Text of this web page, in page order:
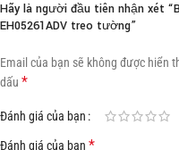
Hãy là người đầu tiên nhận xét
EH05261ADV treo tường”
Email của bạn sẽ không được hiển
dấu *
Đánh giá của bạn
Đánh giá của bạn *